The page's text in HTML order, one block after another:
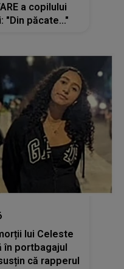
a copilului
"Din păcate..."
lui Celeste
în portbagajul
că rapperul